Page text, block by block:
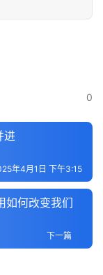
0
进
年4月1日 下午3:15
如何改变我们
下一篇